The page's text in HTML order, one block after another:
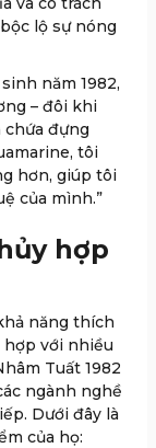
lộ sự nóng
năm 1982,
– đôi khi
đựng
tôi
hơn, giúp tôi
của mình.”
hợp
năng thích
hợp với nhiều
Tuất 1982
ngành nghề
Dưới đây là
của họ: